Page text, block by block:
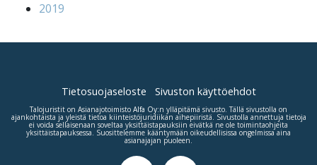
2019
Tietosuojaseloste Sivuston käyttöehdot
Talojuristit on Asianajotoimisto Alfa Oy:n ylläpitämä sivusto. Tällä sivustolla on
ajankohtaista ja yleistä tietoa kiinteistöjuridiikan aihepiiristä. Sivustolla annettuja tietoja
ei voida sellaisenaan soveltaa yksittäistapauksiin eivätkä ne ole toimintaohjeita
yksittäistapauksessa. Suosittelemme kääntymään oikeudellisissa ongelmissa aina
asianajajan puoleen.